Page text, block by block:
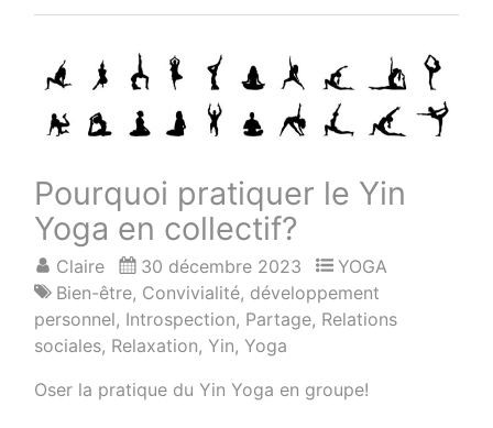
beauté
et
accueillez
la
année
avec
Pourquoi pratiquer le Yin
Yoga en collectif?
Claire 30 décembre 2023
YOGA
Bien-être, Convivialité, développement
personnel, Introspection, Partage, Relations
sociales, Relaxation,Yin,Yoga
Oser la pratique du Yin Yoga en groupe!